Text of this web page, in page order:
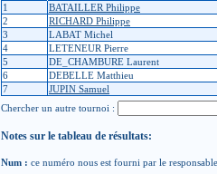
1
BATAILLER Philippe
2
RICHARD Philippe
3
LABAT Michel
4
LETENEUR Pierre
5
DE_CHAMBURE Laurent
6
DEBELLE Matthieu
7
JUPIN Samuel
Chercher un autre tournoi :
Notes sur le tableau de résultats:
Num : ce numéro nous est fourni par le